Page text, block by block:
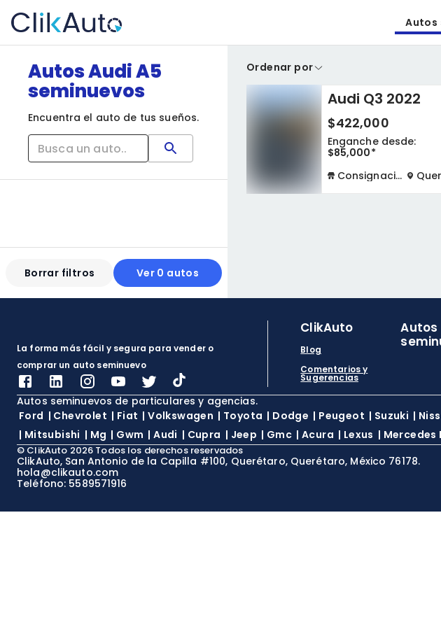
Autos
Autos Audi A5
seminuevos
Encuentra el auto de tus sueños.
Borrar filtros Ver 0 autos
Ordenar por
Audi Q3 2022
$422,000
Enganche desde:
$85,000*
Consignación física
La forma más fácil y segura para vender o
comprar un auto seminuevo
ClikAuto
Blog
Comentarios y
Sugerencias
Autos
Autos seminuevos de particulares y agencias.
Ford | Chevrolet | Fiat |Volkswagen | Toyota | Dodge | Peugeot | Suzuki |
| Mitsubishi | Mg | Gwm |Audi | Cupra | Jeep | Gmc | Acura | Lexus | Mercedes
© ClikAuto 2026 Todos los derechos reservados
ClikAuto, San Antonio de la Capilla #100, Querétaro, Querétaro, México 76178.
hola@clikauto.com
Teléfono: 5589571916